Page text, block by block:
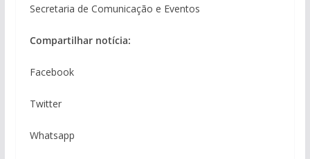
Secretaria de Comunicação e Eventos
Compartilhar notícia:
Facebook
Twitter
Whatsapp